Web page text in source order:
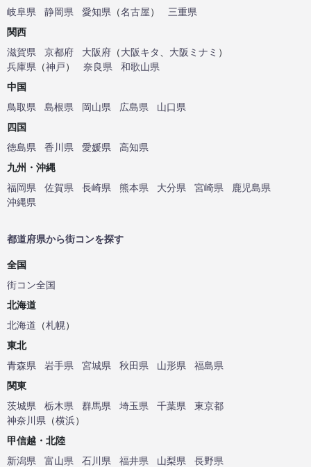
岐阜県
静岡県 愛知県 （名古屋）
三重県
関西
滋賀県
京都府 大阪府 （大阪キタ 大阪ミナミ ）
兵庫県 （神戸） 奈良県
和歌山県
中国
鳥取県
島根県 岡山県 広島県
山口県
四国
徳島県
香川県 愛媛県
高知県
九州・沖縄
福岡県
佐賀県 長崎県 熊本県 大分県 宮崎県
鹿児島県
沖縄県
都道府県から街コンを探す
全国
街コン全国
北海道
北海道 （札幌）
東北
青森県
岩手県 宮城県 秋田県 山形県
福島県
関東
茨城県
栃木県 群馬県 埼玉県 千葉県
東京都
神奈川県 （横浜）
甲信越・北陸
新潟県
富山県 石川県 福井県 山梨県
長野県